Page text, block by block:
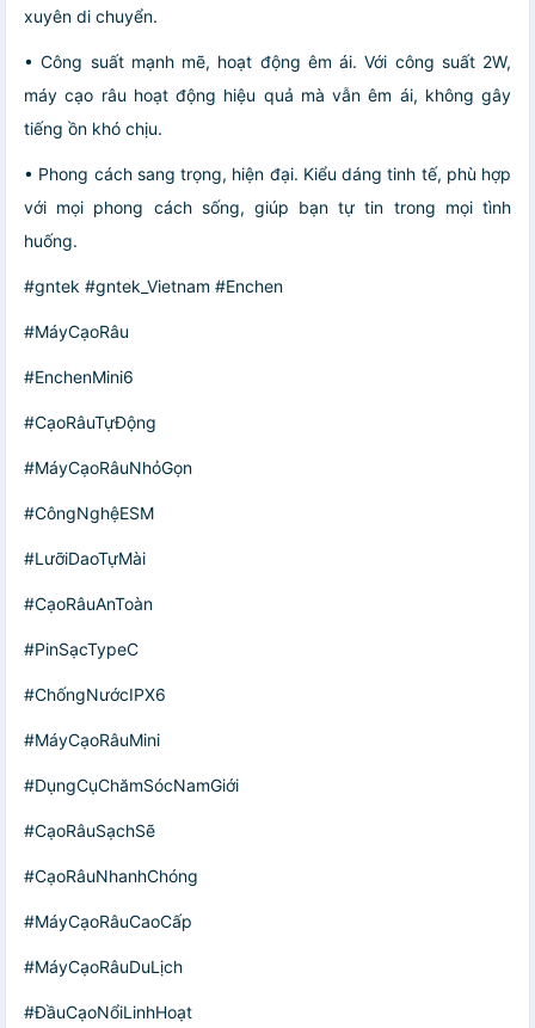
xuyên di chuyển.
• Công suất mạnh mẽ, hoạt động êm ái. Với công suất 2W,
máy cạo râu hoạt động hiệu quả mà vẫn êm ái, không gây
tiếng ồn khó chịu.
• Phong cách sang trọng, hiện đại. Kiểu dáng tinh tế, phù hợp
với mọi phong cách sống, giúp bạn tự tin trong mọi tình
huống.
#gntek #gntek_Vietnam #Enchen
#MáyCạoRâu
#EnchenMini6
#CạoRâuTựĐộng
#MáyCạoRâuNhỏGọn
#CôngNghệESM
#LưỡiDaoTựMài
#CạoRâuAnToàn
#PinSạcTypeC
#ChốngNướcIPX6
#MáyCạoRâuMini
#DụngCụChămSócNamGiới
#CạoRâuSạchSẽ
#CạoRâuNhanhChóng
#MáyCạoRâuCaoCấp
#MáyCạoRâuDuLịch
#ĐầuCạoNổiLinhHoạt